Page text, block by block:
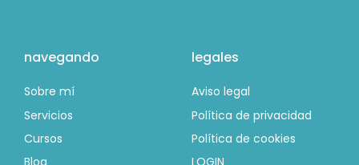
navegando
Sobre mí
Servicios
Cursos
legales
Aviso legal
Política de privacidad
Política de cookies